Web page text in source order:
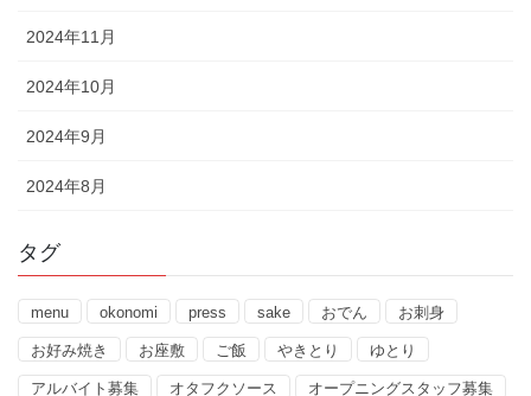
2024年11月
2024年10月
2024年9月
2024年8月
タグ
menu okonomi press sake おでん お刺身
お好み焼き お座敷 ご飯 やきとり ゆとり
アルバイト募集 オタフクソース オープニングスタッフ募集